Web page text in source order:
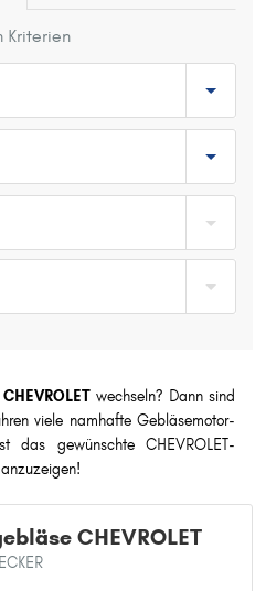
Kriterien
wechseln? Dann sind
viele namhafte Gebläsemotor-
das gewünschte CHEVROLET-
CHEVROLET